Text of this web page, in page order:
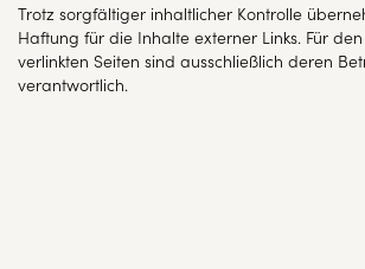
Trotz sorgfältiger inhaltlicher Kontrolle
Haftung für die Inhalte externer Links. Für
verlinkten Seiten sind ausschließlich deren
verantwortlich.